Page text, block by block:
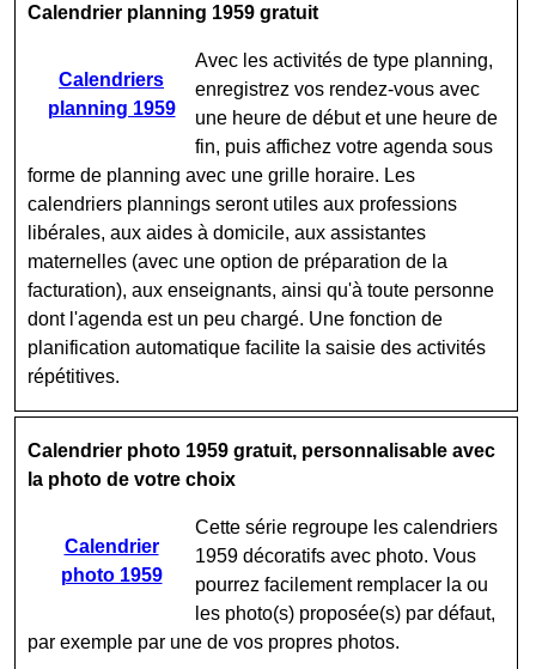
Calendrier planning 1959 gratuit
Calendriers
planning 1959
Avec les activités de type planning,
enregistrez vos rendez-vous avec
une heure de début et une heure de
fin, puis affichez votre agenda sous
forme de planning avec une grille horaire. Les
calendriers plannings seront utiles aux professions
libérales, aux aides à domicile, aux assistantes
maternelles (avec une option de préparation de la
facturation), aux enseignants, ainsi qu'à toute personne
dont l'agenda est un peu chargé. Une fonction de
planification automatique facilite la saisie des activités
répétitives.
Calendrier photo 1959 gratuit, personnalisable avec
la photo de votre choix
Calendrier
photo 1959
Cette série regroupe les calendriers
1959 décoratifs avec photo. Vous
pourrez facilement remplacer la ou
les photo(s) proposée(s) par défaut,
par exemple par une de vos propres photos.